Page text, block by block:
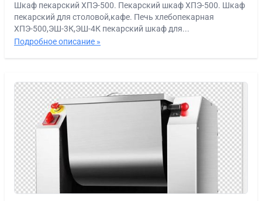
Шкаф пекарский ХПЭ-500. Пекарский шкаф ХПЭ-500. Шкаф
пекарский для столовой,кафе. Печь хлебопекарная
ХПЭ-500,ЭШ-3К,ЭШ-4К пекарский шкаф для...
Подробное описание »